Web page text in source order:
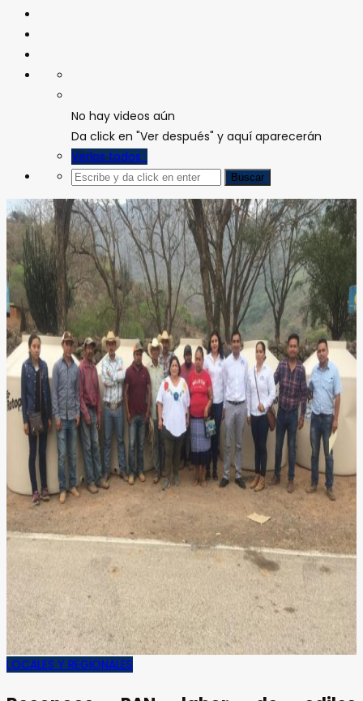
No hay videos aún
Da click en "Ver después" y aquí aparecerán
Verlos todos
LOCALES Y REGIONALES